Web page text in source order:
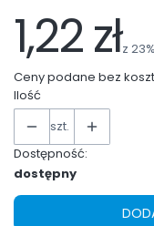
1,22 złz 23%
Ceny podane bez
Ilość
szt.
Dostępność:
dostępny